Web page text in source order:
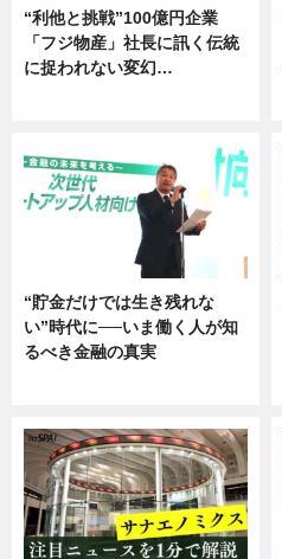
“利他と挑戦”100億円企業
「フジ物産」社長に訊く伝統
に捉われない変幻…
“貯金だけでは生き残れな
い”時代に──いま働く人が知
るべき金融の真実